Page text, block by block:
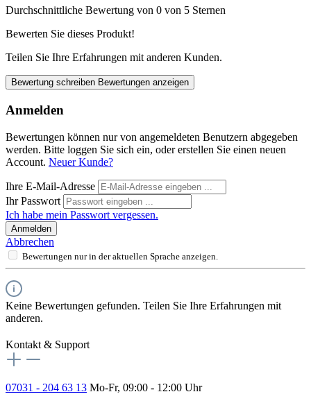
Durchschnittliche Bewertung von 0 von 5 Sternen
Bewerten Sie dieses Produkt!
Teilen Sie Ihre Erfahrungen mit anderen Kunden.
Bewertung schreiben Bewertungen anzeigen
Anmelden
Bewertungen können nur von angemeldeten Benutzern abgegeben
werden. Bitte loggen Sie sich ein, oder erstellen Sie einen neuen
Account. Neuer Kunde?
Ihre E-Mail-Adresse
Ihr Passwort
Ich habe mein Passwort vergessen.
Anmelden
Abbrechen
Bewertungen nur in der aktuellen Sprache anzeigen.
Keine Bewertungen gefunden. Teilen Sie Ihre Erfahrungen mit
anderen.
Kontakt & Support
07031 - 204 63 13 Mo-Fr, 09:00 - 12:00 Uhr